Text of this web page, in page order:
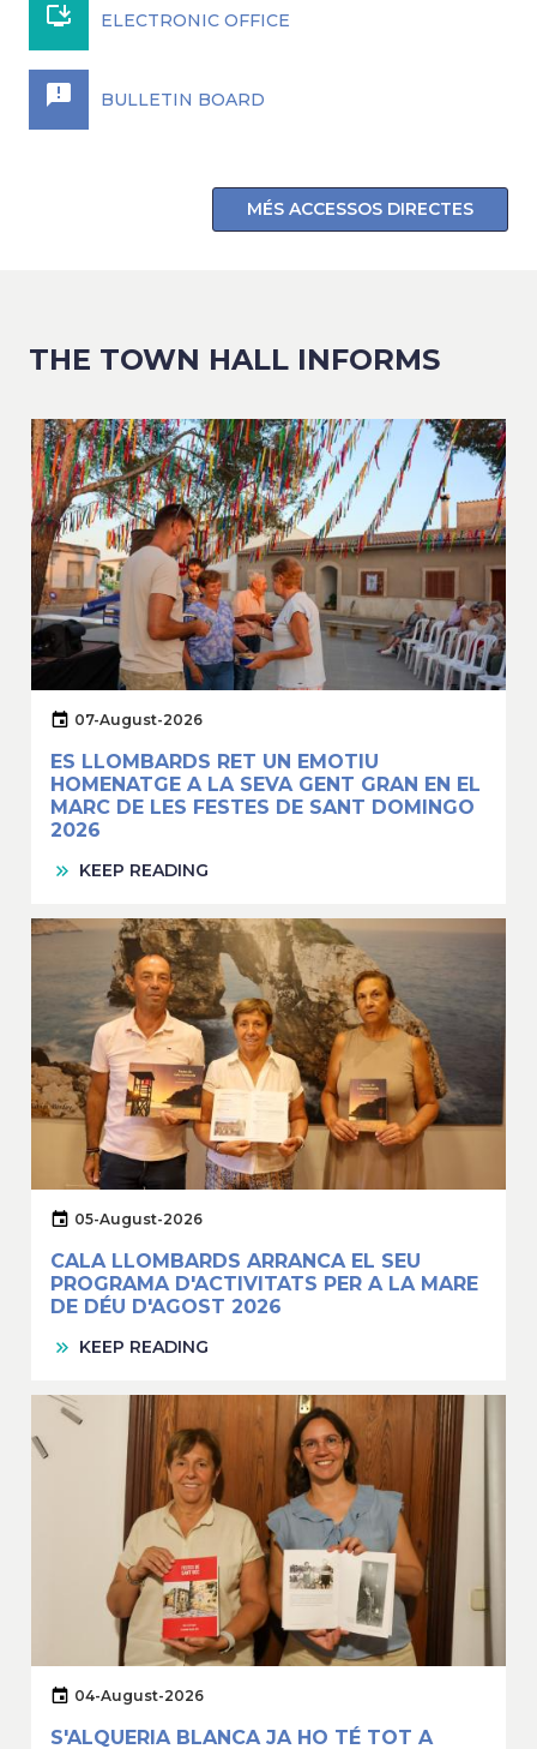
install_desktop ELECTRONIC OFFICE
announcement BULLETIN BOARD
MÉS ACCESSOS DIRECTES
THE TOWN HALL INFORMS
07-August-2026
ES LLOMBARDS RET UN EMOTIU
HOMENATGE A LA SEVA GENT GRAN EN EL
MARC DE LES FESTES DE SANT DOMINGO
2026
KEEP READING
05-August-2026
CALA LLOMBARDS ARRANCA EL SEU
PROGRAMA D'ACTIVITATS PER A LA MARE
DE DÉU D'AGOST 2026
KEEP READING
04-August-2026
S'ALQUERIA BLANCA JA HO TÉ TOT A